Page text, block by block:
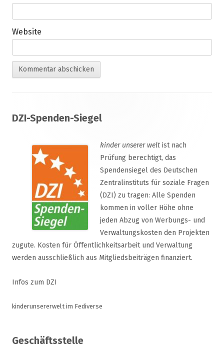
Website
Inhalt
DZI-Spenden-Siegel
kinder unserer welt ist nach
Prüfung berechtigt, das
Spendensiegel des Deutschen
Zentralinstituts für soziale Fragen
(DZI) zu tragen: Alle Spenden
kommen in voller Höhe ohne
jeden Abzug von Werbungs- und
Verwaltungskosten den Projekten
zugute. Kosten für Öffentlichkeitsarbeit und Verwaltung
werden ausschließlich aus Mitgliedsbeiträgen finanziert.
Infos zum DZI
kinderunsererwelt im Fediverse
Geschäftsstelle